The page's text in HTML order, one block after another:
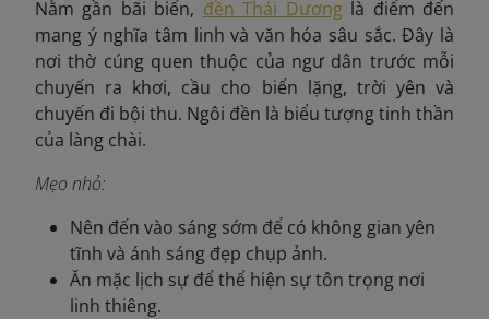
Nằm gần bãi biển, đền Thái Dươnglà điểm đến
mang ý nghĩa tâm linh và văn hóa sâu sắc. Đây là
nơi thờ cúng quen thuộc của ngư dân trước mỗi
chuyến ra khơi, cầu cho biển lặng, trời yên và
chuyến đi bội thu. Ngôi đền là biểu tượng tinh thần
của làng chài.
Mẹo nhỏ:
Nên đến vào sáng sớm để có không gian yên
tĩnh và ánh sáng đẹp chụp ảnh.
Ăn mặc lịch sự để thể hiện sự tôn trọng nơi
linh thiêng.